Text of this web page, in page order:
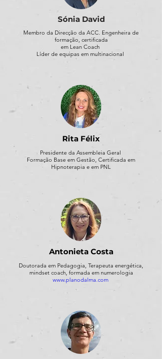
Sónia David
Membro da Direcção da ACC. Engenheira de
formação, certificada
em Lean Coach
Líder de equipas em multinacional
Rita Félix
Presidente da Assembleia Geral
Formação Base em Gestão, Certificada em
Hipnoterapia e em PNL
Antonieta Costa
Doutorada em Pedagogia, Terapeuta energética,
mindset coach, formada em numerologia
www.planodalma.com